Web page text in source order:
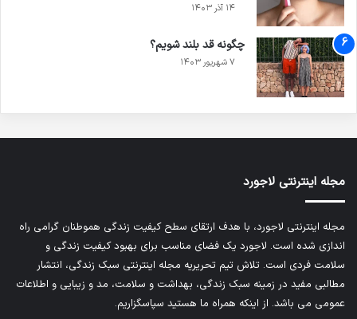
۱۴ آذر ۱۴۰۳
چگونه قد بلند شویم؟
۷ شهریور ۱۴۰۳
مجله اینترنتی لاجورد
مجله اینترنتی لاجورد، با هدف ارتقای سطح کیفیت زندگی هموطنان گرامی راه
اندازی شده است. لاجورد یک فضای مناسب برای بهبود کیفیت زندگی و
سلامت فردی است. تلاش تیم تحریریه مجله اینترنتی سبک زندگی، انتشار
مطالبی مفید در زمینه سبک زندگی، بهداشت و سلامت، مد و زیبایی و اطلاعات
عمومی می باشد. از اینکه همراه ما هستید سپاسگزاریم.